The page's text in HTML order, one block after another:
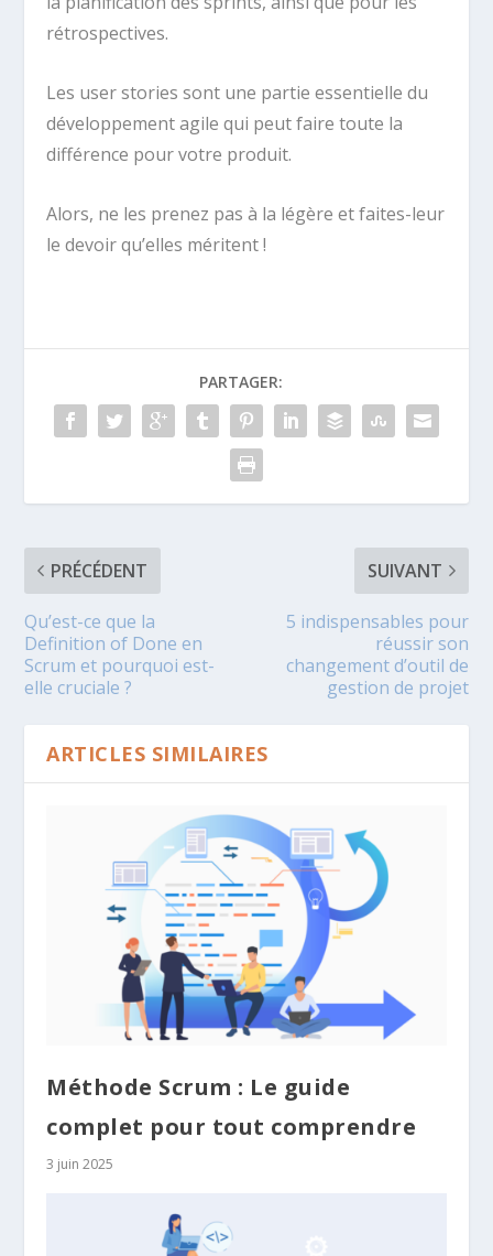
rétrospectives.
Les user stories sont une partie essentielle du
développement agile qui peut faire toute la
différence pour votre produit.
Alors, ne les prenez pas à la légère et faites-leur
le devoir qu’elles méritent !
PARTAGER:
PRÉCÉDENT
Qu’est-ce que la
Definition of Done en
Scrum et pourquoi est-
elle cruciale ?
SUIVANT
5 indispensables pour
réussir son
changement d’outil de
gestion de projet
ARTICLES SIMILAIRES
Méthode Scrum : Le guide
complet pour tout comprendre
3 juin 2025